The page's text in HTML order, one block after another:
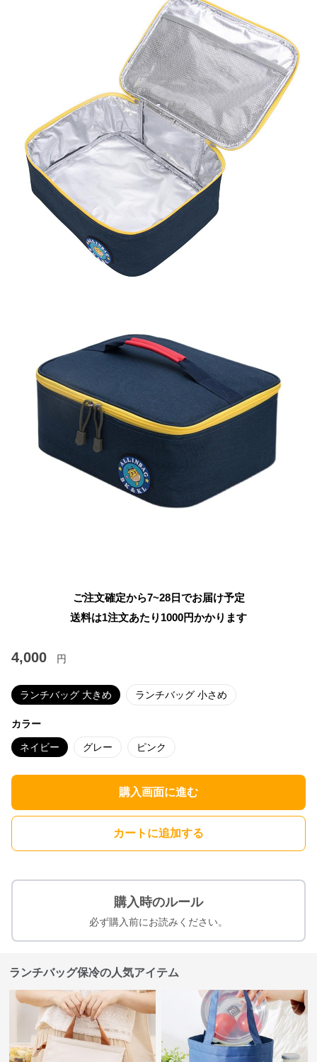
ご注文確定から7~28日でお届け予定
送料は1注文あたり 1000円かかります
4,000 円
ランチバッグ 大きめ ランチバッグ 小さめ
カラー
ネイビー グレー ピンク
購入画面に進む
カートに追加する
購入時のルール
必ず購入前にお読みください。
ランチバッグ保冷の人気アイテム